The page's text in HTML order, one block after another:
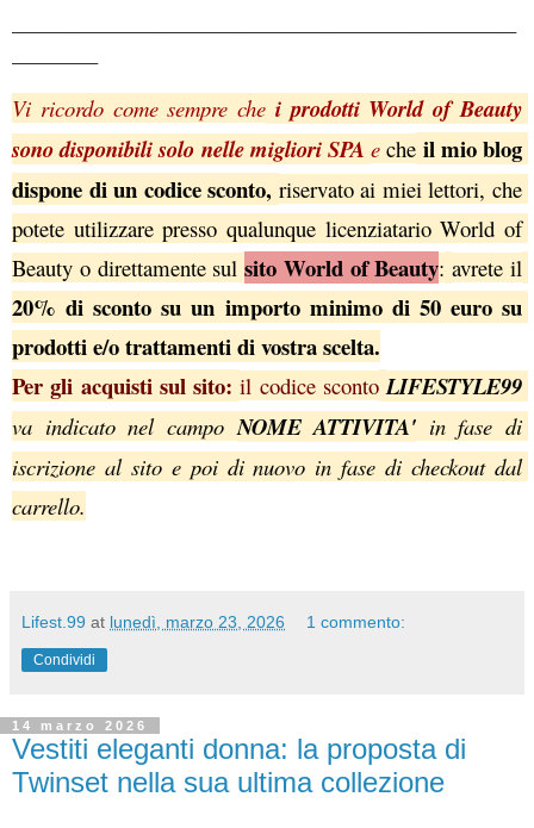
Vi ricordo come sempre che i prodotti World of Beauty
sono disponibili solo nelle migliori SPA e che il mio blog
dispone di un codice sconto, riservato ai miei lettori, che
potete utilizzare presso qualunque licenziatario World of
Beauty o direttamente sul sito World of Beauty: avrete il
20% di sconto su un importo minimo di 50 euro su
prodotti e/o trattamenti di vostra scelta.
Per gli acquisti sul sito: il codice sconto
va indicato nel campo NOME ATTIVITA' in fase di
iscrizione al sito e poi di nuovo in fase di checkout dal
carrello.
Lifest.99 at lunedì, marzo 23, 2026 1 commento:
Condividi
14 marzo 2026
Vestiti eleganti donna: la proposta di
Twinset nella sua ultima collezione